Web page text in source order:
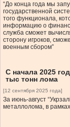
“До конца года мы
государственной
того функционала,
информацию о
служба сможет
сторону игроков,
военным сбором”
С начала 2025
тыс тонн лома
[12 сентября 2025 года]
За июнь-август
металлолома, в